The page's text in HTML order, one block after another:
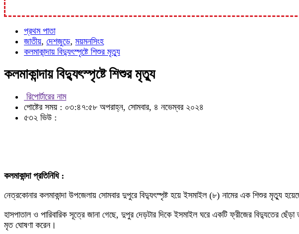
প্রথম পাতা
জাতীয়, দেশজুড়ে, ময়মনসিংহ
কলমাকান্দায় বিদ্যুৎস্পৃষ্টে শিশুর মৃত্যু
কলমাকান্দায় বিদ্যুৎস্পৃষ্টে শিশুর মৃত্যু
রিপোর্টারের নাম
পোষ্টের সময় : ০৩:৪৭:৫৮ অপরাহ্ন, সোমবার, ৪ নভেম্বর ২০২৪
৫৩২ ভিউ :
কলমাকান্দা প্রতিনিধি :
নেত্রকোনার কলমাকান্দা উপজেলায় সোমবার দুপুরে বিদ্যুৎস্পৃষ্ট হয়ে ইসমাইল (৮) নামের এক শিশুর মৃত্যু
হাসপাতাল ও পারিবারিক সূত্রে জানা গেছে, দুপুর দেড়টার দিকে ইসমাইল ঘরে একটি ফ্রীজের বিদ্যুতের
মৃত ঘোষণা করেন।